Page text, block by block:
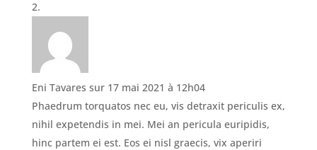
Eni Tavares sur 17 mai 2021 à 12h04
Phaedrum torquatos nec eu, vis detraxit periculis ex,
nihil expetendis in mei. Mei an pericula euripidis,
hinc partem ei est. Eos ei nisl graecis, vix aperiri